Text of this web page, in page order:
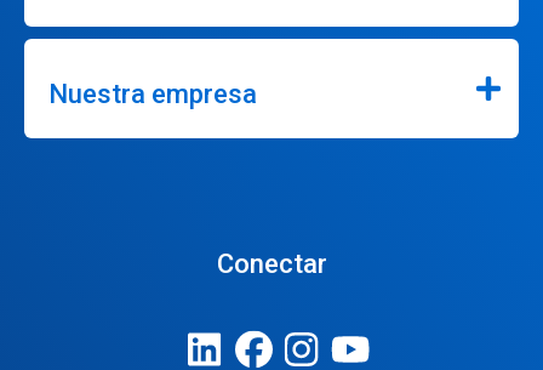
Nuestra empresa
Conectar